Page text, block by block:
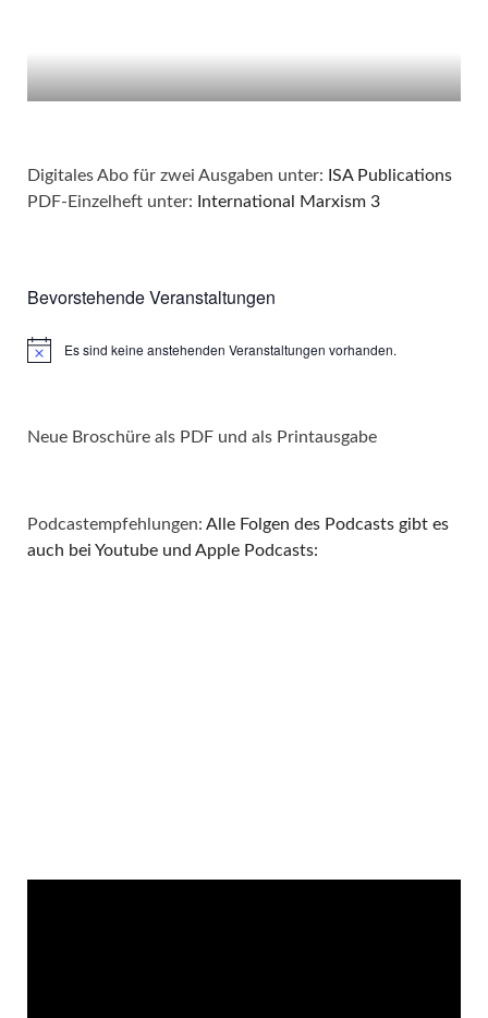
Digitales Abo für zwei Ausgaben unter: ISA Publications
PDF-Einzelheft unter:
International Marxism 3
Bevorstehende Veranstaltungen
HinweisEs sind keine anstehenden Veranstaltungen vorhanden.
Neue Broschüre als PDF und als Printausgabe
Podcastempfehlungen: Alle Folgen des Podcasts gibt es
auch bei Youtube und Apple Podcasts: